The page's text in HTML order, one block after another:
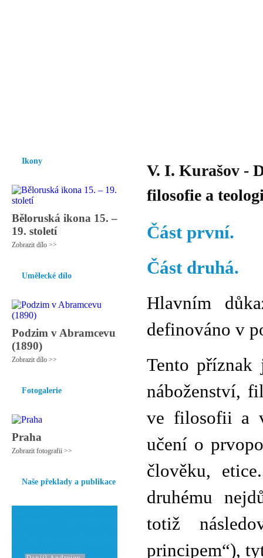
Ikony
Běloruská ikona 15. –
19. století
Zobrazit dílo >>
Umělecké dílo
Podzim v Abramcevu
(1890)
Zobrazit dílo >>
Fotogalerie
Praha
Zobrazit fotografii >>
Naše překlady a publikace
V. I. Kurašov -
filosofie a
Část první.
Část druhá.
Hlavním
definováno v
Tento příznak
náboženství,
ve filosofii a
učení o
člověku,
druhému
totiž
principem“),